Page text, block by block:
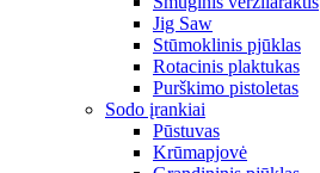
Jig Saw
Stūmoklinis pjūklas
Rotacinis plaktukas
Purškimo pistoletas
Sodo įrankiai
Pūstuvas
Krūmapjovė